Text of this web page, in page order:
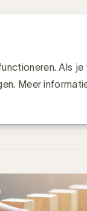
Als
Meer
is crisis”